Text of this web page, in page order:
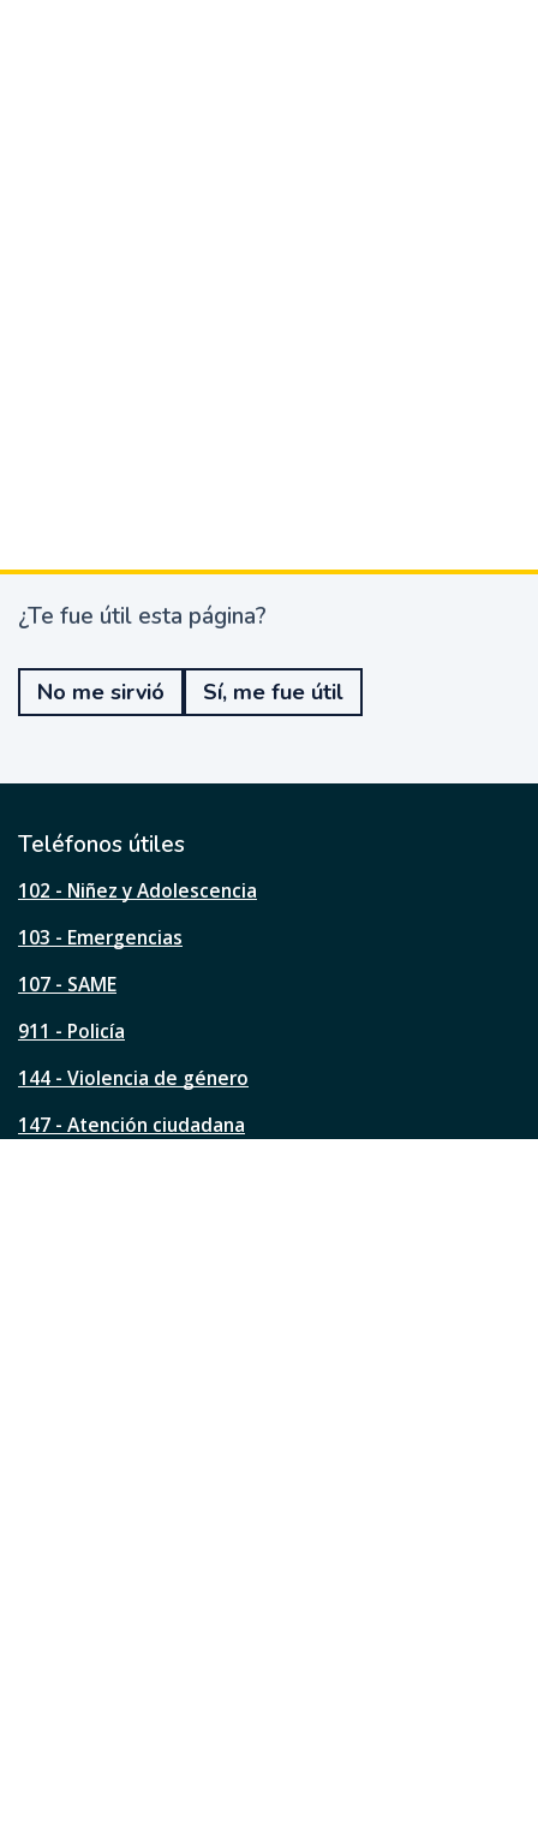
¿
e
u
t
l
s
a
á
i
a
¿Te fue útil esta página?
No me sirvió Sí, me fue útil
Teléfonos útiles
102 - Niñez y Adolescencia
103 - Emergencias
107 - SAME
911 - Policía
144 - Violencia de género
147 - Atención ciudadana